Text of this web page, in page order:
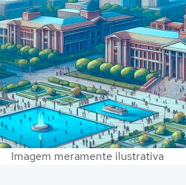
Imagem meramente ilustrativa